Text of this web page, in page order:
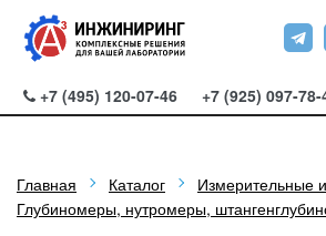
+7 (495) 120-07-46 +7 (925) 097-78-
Главная Каталог
Измерительные
Глубиномеры, нутромеры,